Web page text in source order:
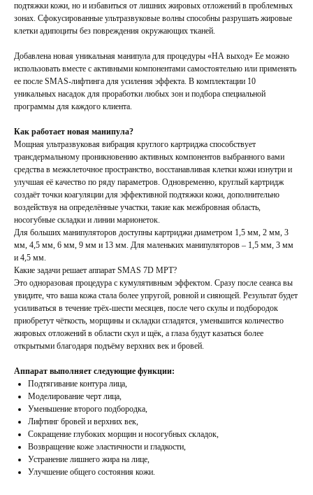
подтяжки кожи, но и избавиться от лишних жировых отложений в проблемных
зонах. Сфокусированные ультразвуковые волны способны разрушать жировые
клетки адипоциты без повреждения окружающих тканей.
Добавлена новая уникальная манипула для процедуры «НА выход» Ее можно
использовать вместе с активными компонентами самостоятельно или применять
ее после SMAS-лифтинга для усиления эффекта. В комплектации 10
уникальных насадок для проработки любых зон и подбора специальной
программы для каждого клиента.
Как работает новая манипула?
Мощная ультразвуковая вибрация круглого картриджа способствует
трансдермальному проникновению активных компонентов выбранного вами
средства в межклеточное пространство, восстанавливая клетки кожи изнутри и
улучшая её качество по ряду параметров. Одновременно, круглый картридж
создаёт точки коагуляции для эффективной подтяжки кожи, дополнительно
воздействуя на определённые участки, такие как межбровная область,
носогубные складки и линии марионеток.
Для больших манипуляторов доступны картриджи диаметром 1,5 мм, 2 мм, 3
мм, 4,5 мм, 6 мм, 9 мм и 13 мм. Для маленьких манипуляторов – 1,5 мм, 3 мм
и 4,5 мм.
Какие задачи решает аппарат SMAS 7D MPT?
Это одноразовая процедура с кумулятивным эффектом. Сразу после сеанса вы
увидите, что ваша кожа стала более упругой, ровной и сияющей. Результат будет
усиливаться в течение трёх-шести месяцев, после чего скулы и подбородок
приобретут чёткость, морщины и складки сгладятся, уменьшится количество
жировых отложений в области скул и щёк, а глаза будут казаться более
открытыми благодаря подъёму верхних век и бровей.
Аппарат выполняет следующие функции:
Подтягивание контура лица,
Моделирование черт лица,
Уменьшение второго подбородка,
Лифтинг бровей и верхних век,
Сокращение глубоких морщин и носогубных складок,
Возвращение коже эластичности и гладкости,
Устранение лишнего жира на лице,
Улучшение общего состояния кожи.